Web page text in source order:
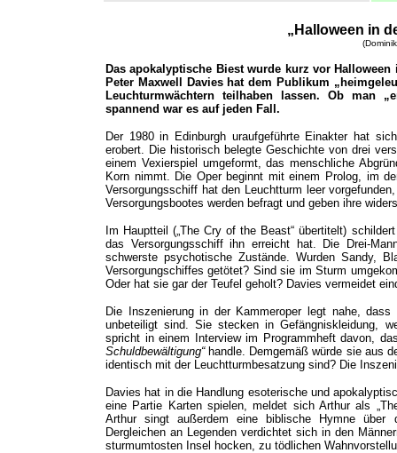
„ Halloween in
Das apokalyptische Biest wurde kurz vor
Peter Maxwell Davies hat dem Publikum
Leuchturmwächtern teilhaben lassen. Ob man
spannend war es auf jeden Fall.
Der 1980 in Edinburgh uraufgeführte Einakter hat
erobert. Die historisch belegte Geschichte von drei
einem Vexierspiel umgeformt, das menschliche
Korn nimmt. Die Oper beginnt mit einem Prolog, im
Versorgungsschiff hat den Leuchtturm leer
Versorgungsbootes werden befragt und geben ihre
Im Hauptteil („The Cry of the Beast“ übertitelt)
das Versorgungsschiff ihn erreicht hat. Die Drei-
schwerste psychotische Zustände. Wurden Sandy,
Versorgungschiffes getötet? Sind sie im Sturm
Oder hat sie gar der Teufel geholt? Davies vermeidet
Die Inszenierung in der Kammeroper legt nahe,
unbeteiligt sind. Sie stecken in Gefängniskleidung,
spricht in einem Interview im Programmheft davon,
Schuldbewältigung“ handle. Demgemäß würde sie aus
identisch mit der Leuchtturmbesatzung sind? Die
Davies hat in die Handlung esoterische und
eine Partie Karten spielen, meldet sich Arthur als
Arthur singt außerdem eine biblische Hymne über
Dergleichen an Legenden verdichtet sich in den
sturmumtosten Insel hocken, zu tödlichen